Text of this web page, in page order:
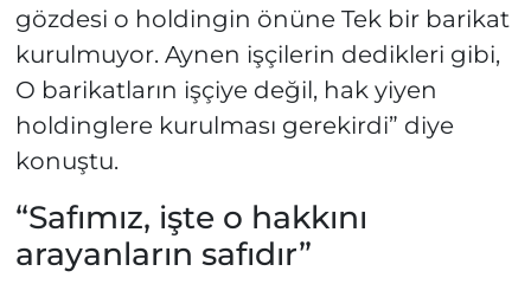
gözdesi o holdingin önüne Tek bir barikat
kurulmuyor. Aynen işçilerin dedikleri gibi,
O barikatların işçiye değil, hak yiyen
holdinglere kurulması gerekirdi” diye
konuştu.
“Safımız, işte o hakkını
arayanların safıdır”